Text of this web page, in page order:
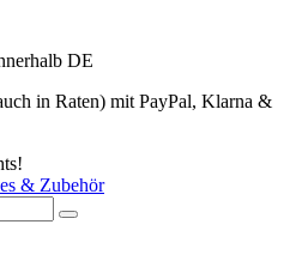
DE
in Raten) mit PayPal, Klarna &